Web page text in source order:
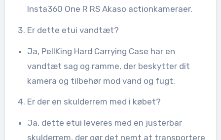
Insta360 One R RS Akaso actionkameraer.
Er dette etui vandtæt?
Ja, PellKing Hard Carrying Case har en
vandtæt sag og ramme, der beskytter dit
kamera og tilbehør mod vand og fugt.
Er der en skulderrem med i købet?
Ja, dette etui leveres med en justerbar
skulderrem, der gør det nemt at transportere